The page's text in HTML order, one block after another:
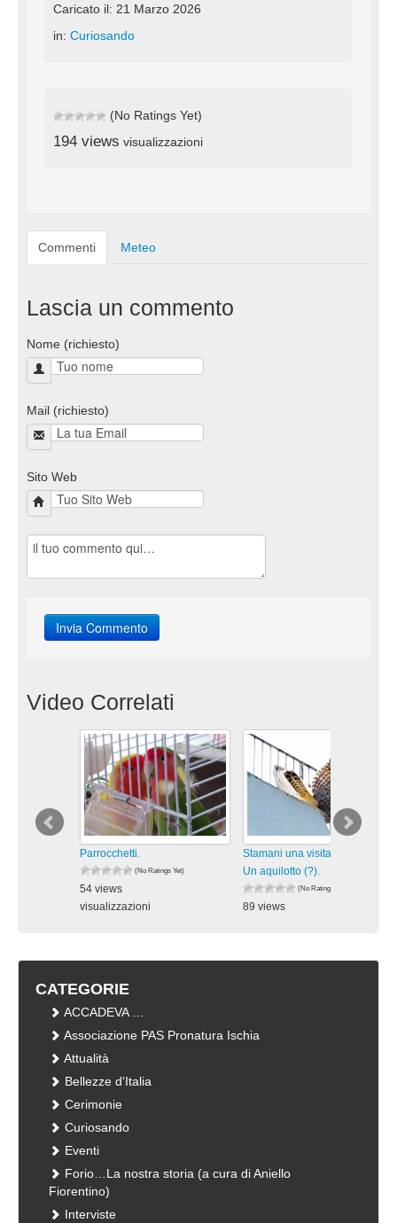
Caricato il: 21 Marzo 2026
in: Curiosando
(No Ratings Yet)
194 views visualizzazioni
Commenti Meteo
Lascia un commento
Nome (richiesto)
Mail (richiesto)
Sito Web
Video Correlati
Parrocchetti.
(No Ratings Yet)
54 views
visualizzazioni
Stamani una visita inaspettata:
Un aquilotto (?).
(No Ratings Yet)
89 views
CATEGORIE
ACCADEVA …
Associazione PAS Pronatura Ischia
Attualità
Bellezze d'Italia
Cerimonie
Curiosando
Eventi
Forio…La nostra storia (a cura di Aniello
Fiorentino)
Interviste